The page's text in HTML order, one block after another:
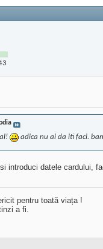
adica nu ai da iti faci.
introduci datele cardului,
pentru toată viața !
a fi.